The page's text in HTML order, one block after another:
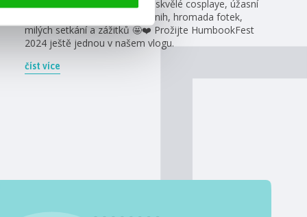
knihomolů na jednom místě, skvělé cosplaye, úžasní
autoři, stovky podepsaných knih, hromada fotek,
milých setkání a zážitků 🤩❤️ Prožijte HumbookFest
2024 ještě jednou v našem vlogu.
číst více